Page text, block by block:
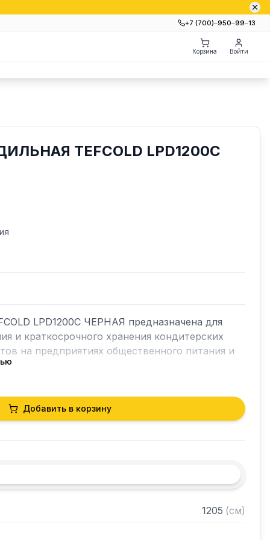
+7 (700)‒950‒99‒13
Корзина Войти
TEFCOLD LPD1200C
LPD1200C ЧЕРНАЯ предназначена для
и краткосрочного хранения кондитерских
на предприятиях общественного питания и
черная стеклянная рама
каждой полки
Добавить в корзину
1205 (см)